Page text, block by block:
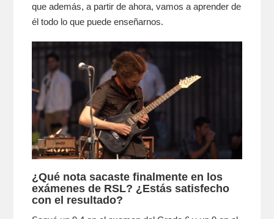
que además, a partir de ahora, vamos a aprender de
él todo lo que puede enseñarnos.
¿Qué nota sacaste finalmente en los
exámenes de RSL? ¿Estás satisfecho
con el resultado?